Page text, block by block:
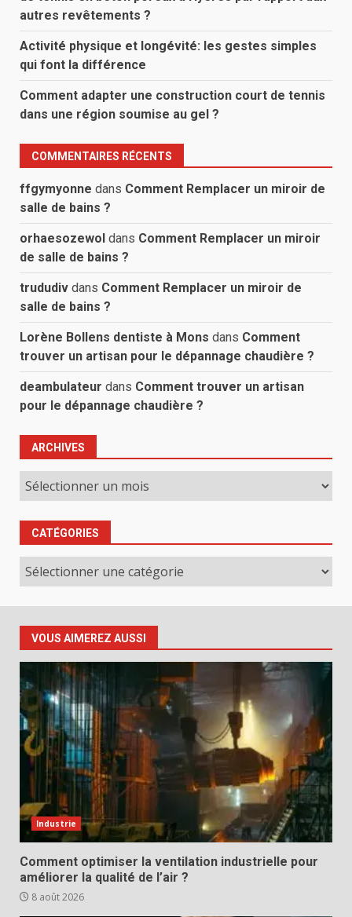
autres revêtements ?
Activité physique et longévité: les gestes simples
qui font la différence
Comment adapter une construction court de tennis
dans une région soumise au gel ?
COMMENTAIRES RÉCENTS
ffgymyonne dans Comment Remplacer un miroir de
salle de bains ?
orhaesozewol dans Comment Remplacer un miroir
de salle de bains ?
trududiv dans Comment Remplacer un miroir de
salle de bains ?
Lorène Bollens dentiste à Mons dans Comment
trouver un artisan pour le dépannage chaudière ?
deambulateur dans Comment trouver un artisan
pour le dépannage chaudière ?
ARCHIVES
Archives
CATÉGORIES
Catégories
VOUS AIMEREZ AUSSI
Industrie
Comment optimiser la ventilation industrielle pour
améliorer la qualité de l’air ?
8 août 2026